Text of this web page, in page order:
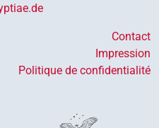
Contact
Impression
Politique de confidentialité